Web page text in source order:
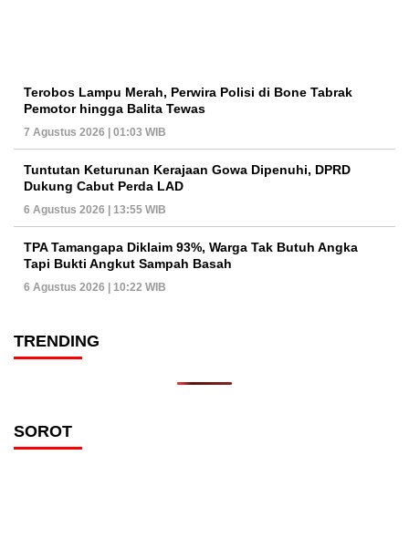
Terobos Lampu Merah, Perwira Polisi di Bone Tabrak
Pemotor hingga Balita Tewas
7 Agustus 2026 | 01:03 WIB
Tuntutan Keturunan Kerajaan Gowa Dipenuhi, DPRD
Dukung Cabut Perda LAD
6 Agustus 2026 | 13:55 WIB
TPA Tamangapa Diklaim 93%, Warga Tak Butuh Angka
Tapi Bukti Angkut Sampah Basah
6 Agustus 2026 | 10:22 WIB
TRENDING
SOROT